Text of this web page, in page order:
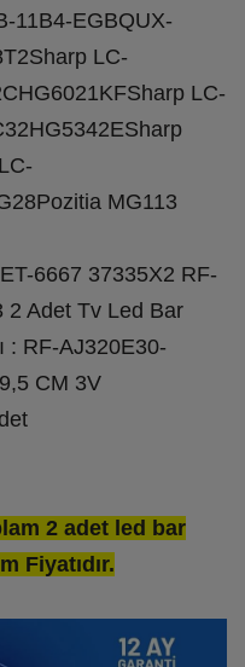
11B4-EGBQUX-
LC-
LC-
MG113
6667 37335X2 RF-
2 Adet Tv Led Bar
: RF-AJ320E30-
CM 3V
2 adet led bar
Fiyatıdır.